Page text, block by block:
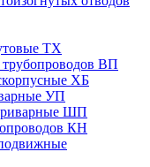
ТХ
ВП
ХБ
УП
ШП
КН